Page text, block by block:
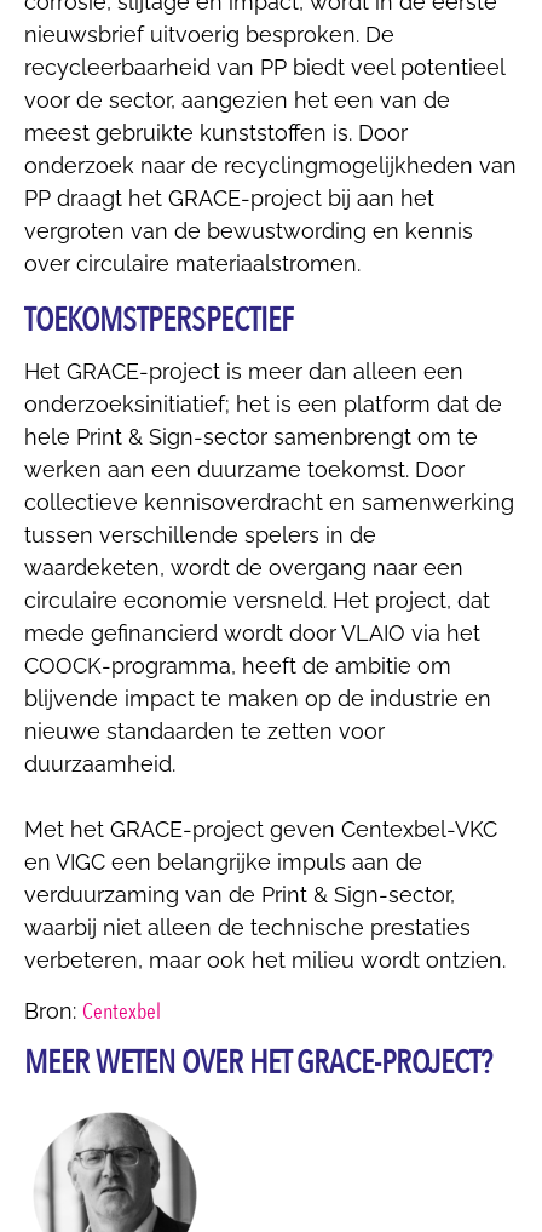
nieuwsbrief uitvoerig besproken. De
recycleerbaarheid van PP biedt veel potentieel
voor de sector, aangezien het een van de
meest gebruikte kunststoffen is. Door
onderzoek naar de recyclingmogelijkheden van
PP draagt het GRACE-project bij aan het
vergroten van de bewustwording en kennis
over circulaire materiaalstromen.
TOEKOMSTPERSPECTIEF
Het GRACE-project is meer dan alleen een
onderzoeksinitiatief; het is een platform dat de
hele Print & Sign-sector samenbrengt om te
werken aan een duurzame toekomst. Door
collectieve kennisoverdracht en samenwerking
tussen verschillende spelers in de
waardeketen, wordt de overgang naar een
circulaire economie versneld. Het project, dat
mede gefinancierd wordt door VLAIO via het
COOCK-programma, heeft de ambitie om
blijvende impact te maken op de industrie en
nieuwe standaarden te zetten voor
duurzaamheid.
Met het GRACE-project geven Centexbel-VKC
en VIGC een belangrijke impuls aan de
verduurzaming van de Print & Sign-sector,
waarbij niet alleen de technische prestaties
verbeteren, maar ook het milieu wordt ontzien.
Bron: Centexbel
MEER WETEN OVER HET GRACE-PROJECT?